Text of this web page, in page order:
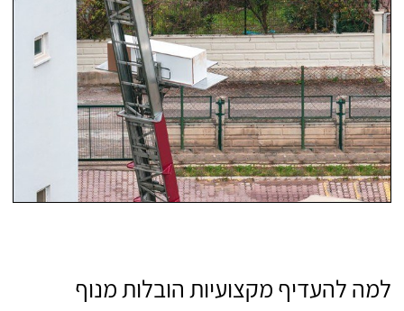
למה להעדיף מקצועיות הובלות מנוף